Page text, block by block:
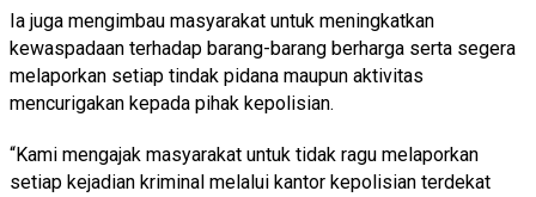
Ia juga mengimbau masyarakat untuk meningkatkan
kewaspadaan terhadap barang-barang berharga serta segera
melaporkan setiap tindak pidana maupun aktivitas
mencurigakan kepada pihak kepolisian.
“Kami mengajak masyarakat untuk tidak ragu melaporkan
setiap kejadian kriminal melalui kantor kepolisian terdekat